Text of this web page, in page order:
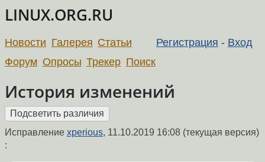
LINUX.ORG.RU
Регистрация - Вход
Новости Галерея Статьи
Форум Опросы Трекер Поиск
История изменений
Исправление xperious, 11.10.2019 16:08 (текущая версия)
: